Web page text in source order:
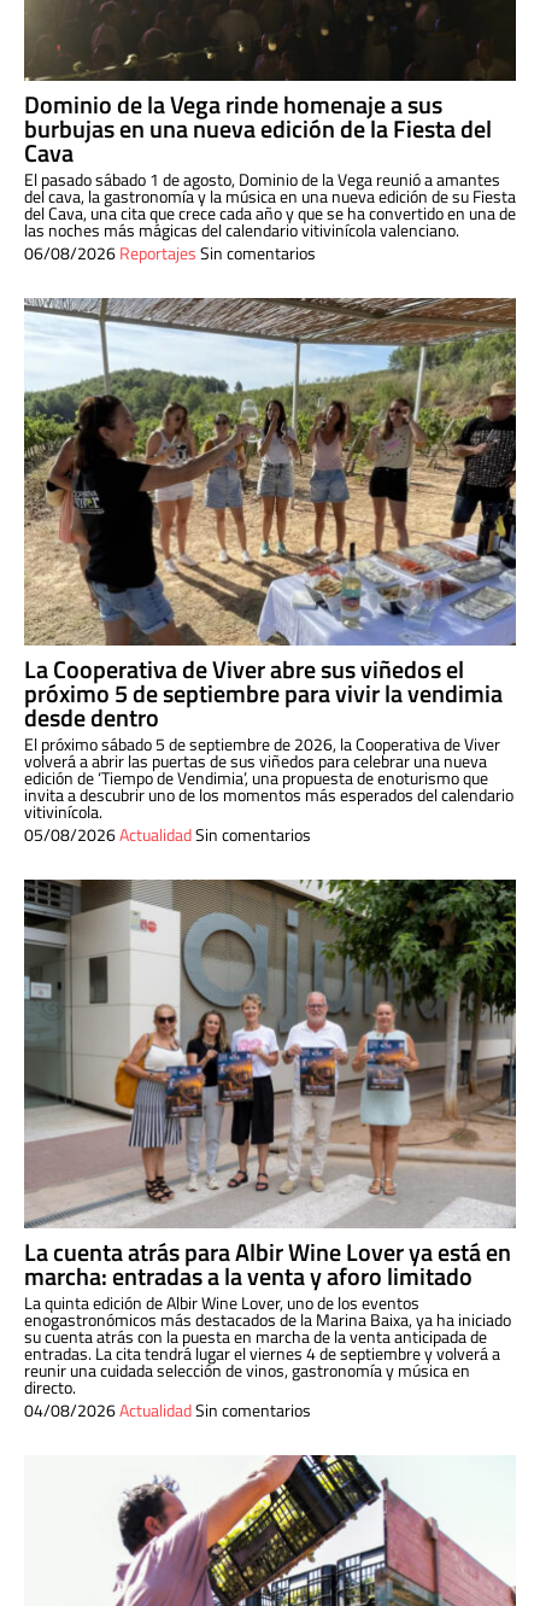
Dominio de la Vega rinde homenaje a sus
burbujas en una nueva edición de la Fiesta del
Cava
El pasado sábado 1 de agosto, Dominio de la Vega reunió a amantes
del cava, la gastronomía y la música en una nueva edición de su Fiesta
del Cava, una cita que crece cada año y que se ha convertido en una de
las noches más mágicas del calendario vitivinícola valenciano.
06/08/2026ReportajesSin comentarios
La Cooperativa de Viver abre sus viñedos el
próximo 5 de septiembre para vivir la vendimia
desde dentro
El próximo sábado 5 de septiembre de 2026, la Cooperativa de Viver
volverá a abrir las puertas de sus viñedos para celebrar una nueva
edición de ‘Tiempo de Vendimia’, una propuesta de enoturismo que
invita a descubrir uno de los momentos más esperados del calendario
vitivinícola.
05/08/2026ActualidadSin comentarios
La cuenta atrás para Albir Wine Lover ya está en
marcha: entradas a la venta y aforo limitado
La quinta edición de Albir Wine Lover, uno de los eventos
enogastronómicos más destacados de la Marina Baixa, ya ha iniciado
su cuenta atrás con la puesta en marcha de la venta anticipada de
entradas. La cita tendrá lugar el viernes 4 de septiembre y volverá a
reunir una cuidada selección de vinos, gastronomía y música en
directo.
04/08/2026ActualidadSin comentarios